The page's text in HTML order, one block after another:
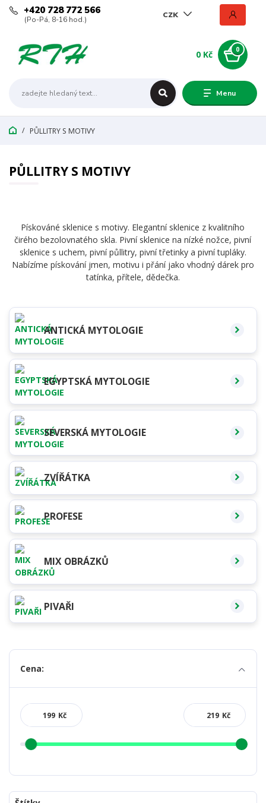
Menu
CZK
+420 728 772 566
(Po-Pá, 8-16 hod.)
0
0 Kč
PŮLLITRY S MOTIVY
PŮLLITRY S MOTIVY
Pískováné sklenice s motivy. Elegantní sklenice z kvalitního
čirého bezolovnatého skla. Pivní sklenice na nízké nožce, pivní
sklenice s uchem, pivní půllitry, pivní třetinky a pivní tupláky.
Nabízíme pískování jmen, motivu i přání jako vhodný dárek pro
tatínka, přítele, dědečka.
ANTICKÁ MYTOLOGIE
EGYPTSKÁ MYTOLOGIE
SEVERSKÁ MYTOLOGIE
ZVÍŘÁTKA
PROFESE
MIX OBRÁZKŮ
PIVAŘI
Cena:
Kč Kč